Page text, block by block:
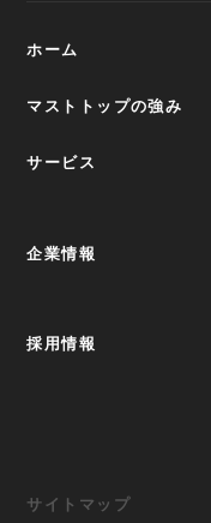
ホーム
マストトップの強み
サービス
企業情報
採用情報
サイトマップ